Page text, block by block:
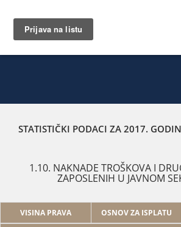
STATISTIČKI PODACI ZA 2017.
1.10. NAKNADE TROŠKOVA I
ZAPOSLENIH U JAVNOM
VISINA PRAVA OSNOV ZA ISPLATU